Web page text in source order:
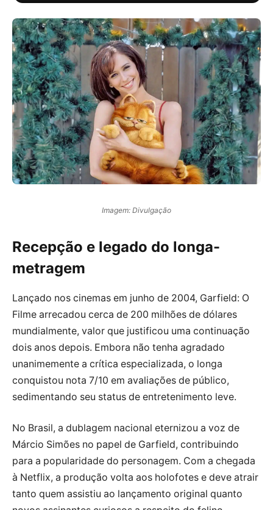
Imagem: Divulgação
Recepção e legado do longa-
metragem
Lançado nos cinemas em junho de 2004, Garfield: O
Filme arrecadou cerca de 200 milhões de dólares
mundialmente, valor que justificou uma continuação
dois anos depois. Embora não tenha agradado
unanimemente a crítica especializada, o longa
conquistou nota 7/10 em avaliações de público,
sedimentando seu status de entretenimento leve.
No Brasil, a dublagem nacional eternizou a voz de
Márcio Simões no papel de Garfield, contribuindo
para a popularidade do personagem. Com a chegada
à Netflix, a produção volta aos holofotes e deve atrair
tanto quem assistiu ao lançamento original quanto